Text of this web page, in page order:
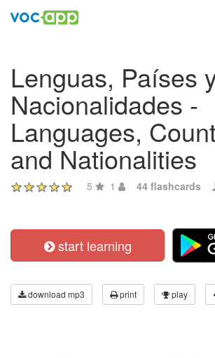
Lenguas, Países
Nacionalidades -
Languages,
and Nationalities
5 1 44 flashcards
start learning
download mp3 print play